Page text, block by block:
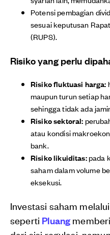
Potensi pembagian
sesuai keputusan
(RUPS).
Risiko yang perlu
Risiko fluktuasi harga:
maupun turun setiap
sehingga tidak ada
Risiko sektoral:
atau kondisi
bank.
Risiko likuiditas:pada
saham dalam volume
eksekusi.
Investasi saham
seperti Pluang